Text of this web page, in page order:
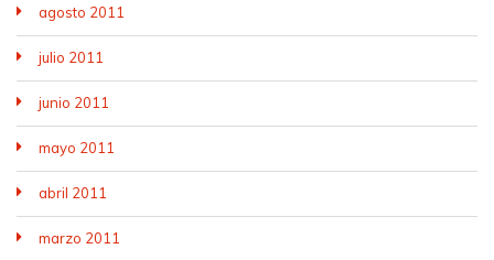
agosto 2011
julio 2011
junio 2011
mayo 2011
abril 2011
marzo 2011